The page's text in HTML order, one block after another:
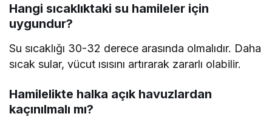
Hangi sıcaklıktaki su hamileler için
uygundur?
Su sıcaklığı 30-32 derece arasında olmalıdır. Daha
sıcak sular, vücut ısısını artırarak zararlı olabilir.
Hamilelikte halka açık havuzlardan
kaçınılmalı mı?